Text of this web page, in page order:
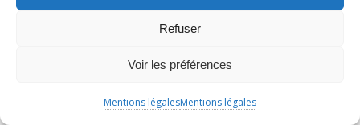
Refuser
Voir les préférences
Mentions légalesMentions légales
MEURTRE